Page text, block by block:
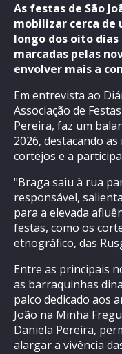
As festas de São
mobilizar cerca de
longo dos oito
marcadas pelas
envolver mais a
Em entrevista ao
Associação de
Pereira, faz um
2026, destacando
cortejos e a
"Braga saiu à rua
responsável,
para a elevada
festas, como os
etnográfico, das
Entre as principais
as barraquinhas
palco dedicado aos
João na Minha
Daniela Pereira,
alargar a vivência